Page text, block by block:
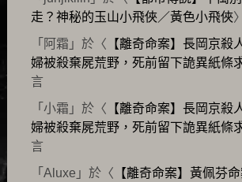
走？神秘的玉山小飛俠／黃色小飛俠
「 阿霜 」於〈 【離奇命案】長岡京殺
婦被殺棄屍荒野，死前留下詭異紙條
言
「 小霜 」於〈 【離奇命案】長岡京殺
婦被殺棄屍荒野，死前留下詭異紙條
言
「 Aluxe 」於〈 【離奇命案】黃佩芬